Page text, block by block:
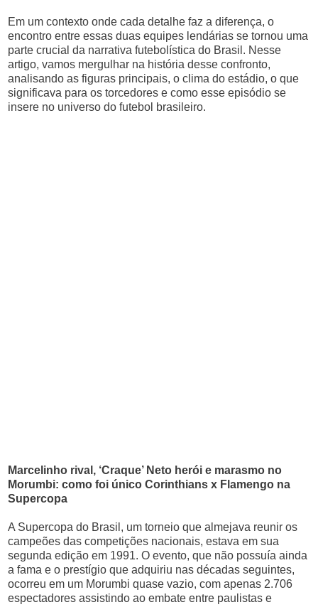
Em um contexto onde cada detalhe faz a diferença, o
encontro entre essas duas equipes lendárias se tornou uma
parte crucial da narrativa futebolística do Brasil. Nesse
artigo, vamos mergulhar na história desse confronto,
analisando as figuras principais, o clima do estádio, o que
significava para os torcedores e como esse episódio se
insere no universo do futebol brasileiro.
Marcelinho rival, ‘Craque’ Neto herói e marasmo no
Morumbi: como foi único Corinthians x Flamengo na
Supercopa
A Supercopa do Brasil, um torneio que almejava reunir os
campeões das competições nacionais, estava em sua
segunda edição em 1991. O evento, que não possuía ainda
a fama e o prestígio que adquiriu nas décadas seguintes,
ocorreu em um Morumbi quase vazio, com apenas 2.706
espectadores assistindo ao embate entre paulistas e